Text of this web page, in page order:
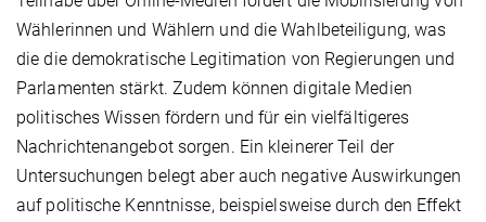
Wählerinnen und Wählern und die Wahlbeteiligung, was
die die demokratische Legitimation von Regierungen und
Parlamenten stärkt. Zudem können digitale Medien
politisches Wissen fördern und für ein vielfältigeres
Nachrichtenangebot sorgen. Ein kleinerer Teil der
Untersuchungen belegt aber auch negative Auswirkungen
auf politische Kenntnisse, beispielsweise durch den Effekt